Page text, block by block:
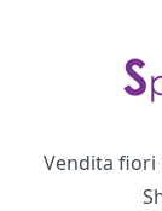
Vendita fiori